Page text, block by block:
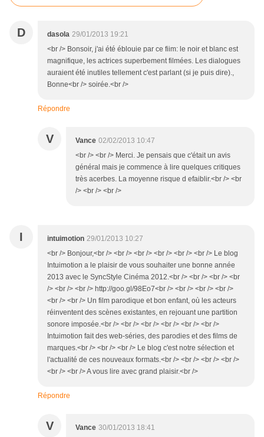
D dasola 29/01/2013 19:21
<br /> Bonsoir, j'ai été éblouie par ce fiim: le noir et blanc est
magnifique, les actrices superbement filmées. Les dialogues
auraient été inutiles tellement c'est parlant (si je puis dire).,
Bonne<br /> soirée.<br />
Répondre
V Vance 02/02/2013 10:47
<br /> <br /> Merci. Je pensais que c'était un avis
général mais je commence à lire quelques critiques
très acerbes. La moyenne risque d efaiblir.<br /> <br
/> <br /> <br />
I intuimotion 29/01/2013 10:27
<br /> Bonjour,<br /> <br /> <br /> <br /> <br /> <br /> Le blog
Intuimotion a le plaisir de vous souhaiter une bonne année
2013 avec le SyncStyle Cinéma 2012.<br /> <br /> <br /> <br
/> <br /> <br /> http://goo.gl/98Eo7<br /> <br /> <br /> <br />
<br /> <br /> Un film parodique et bon enfant, où les acteurs
réinventent des scènes existantes, en rejouant une partition
sonore imposée.<br /> <br /> <br /> <br /> <br /> <br />
Intuimotion fait des web-séries, des parodies et des films de
marques.<br /> <br /> <br /> Le blog c'est notre sélection et
l'actualité de ces nouveaux formats.<br /> <br /> <br /> <br />
<br /> <br /> A vous lire avec grand plaisir.<br />
Répondre
V Vance 30/01/2013 18:41